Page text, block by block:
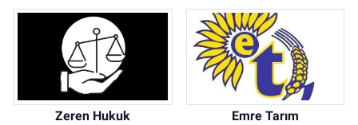
Zeren Hukuk Emre Tarım